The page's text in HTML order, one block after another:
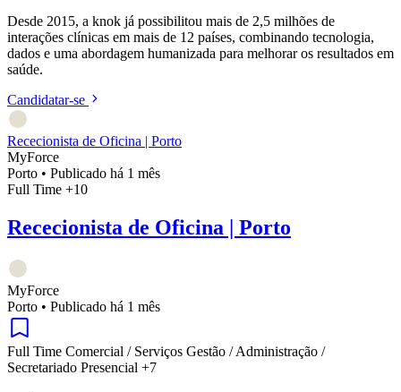
Desde 2015, a knok já possibilitou mais de 2,5 milhões de
interações clínicas em mais de 12 países, combinando tecnologia,
dados e uma abordagem humanizada para melhorar os resultados em
saúde.
Candidatar-se
Rececionista de Oficina | Porto
MyForce
Porto • Publicado há 1 mês
Full Time +10
Rececionista de Oficina | Porto
MyForce
Porto • Publicado há 1 mês
Full Time Comercial / Serviços Gestão / Administração /
Secretariado Presencial +7